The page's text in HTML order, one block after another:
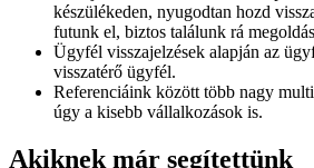
készülékeden, nyugodtan hozd
futunk el, biztos találunk rá
Ügyfél visszajelzések alapján az
visszatérő ügyfél.
Referenciáink között több nagy
úgy a kisebb vállalkozások is.
Akiknek már segítettünk